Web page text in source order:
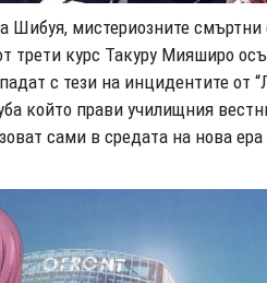
мистериозните смъртни
трети курс Такуру Мияширо
с тези на инцидентите от
който прави училищния
сами в средата на нова